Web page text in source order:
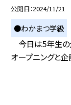
公開日 2024/11/21
●わかまつ学級
今日は5年生の
オープニングと